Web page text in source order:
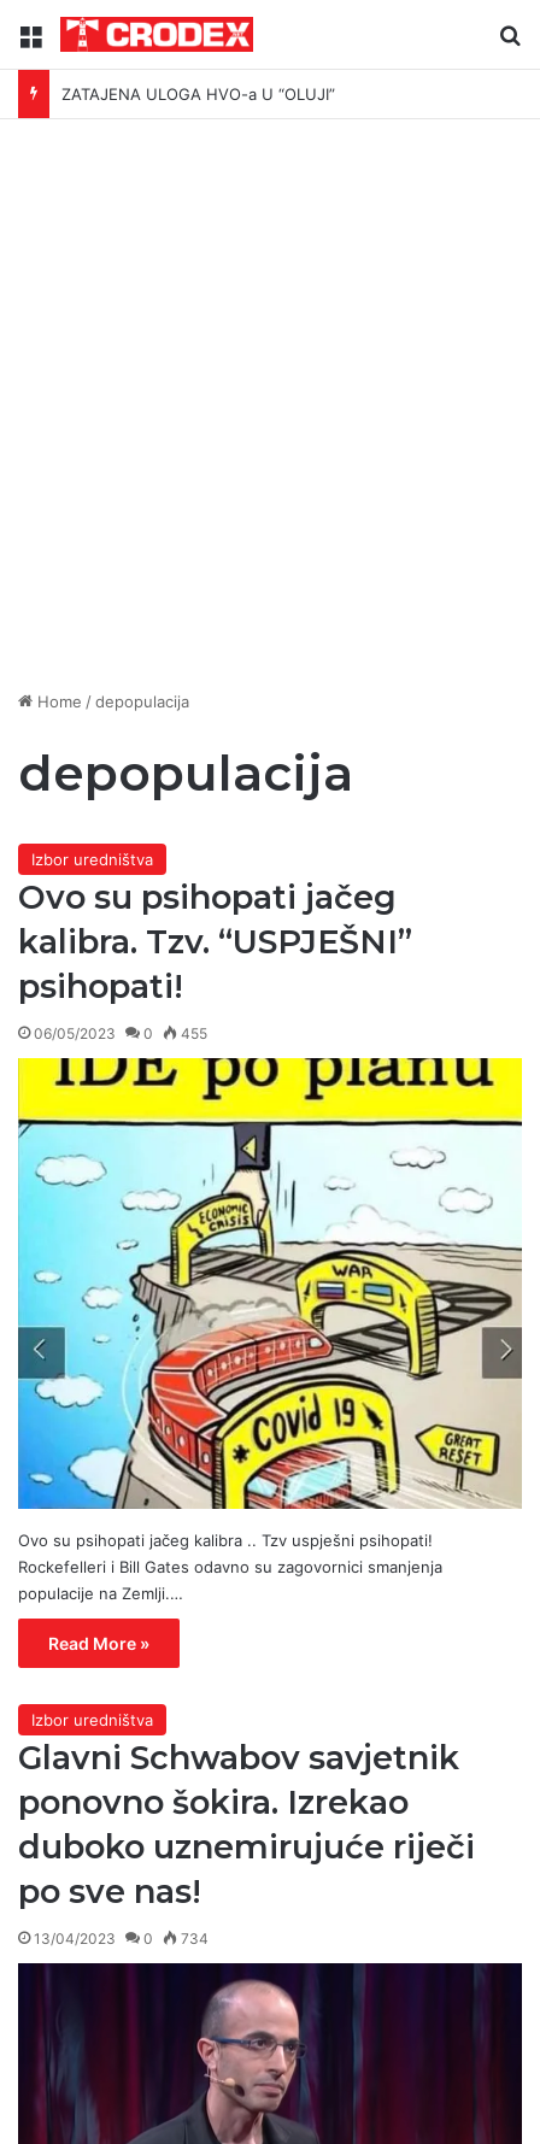
Menu
ZATAJENA ULOGA HVO-a U “OLUJI”
Home /depopulacija
depopulacija
Izbor uredništva
Ovo su psihopati jačeg
kalibra. Tzv. “USPJEŠNI”
psihopati!
06/05/2023 0 455
Ovo su psihopati jačeg kalibra .. Tzv uspješni psihopati!
Rockefelleri i Bill Gates odavno su zagovornici smanjenja
populacije na Zemlji.…
Read More »
Izbor uredništva
Glavni Schwabov savjetnik
ponovno šokira. Izrekao
duboko uznemirujuće riječi
po sve nas!
13/04/2023 0 734